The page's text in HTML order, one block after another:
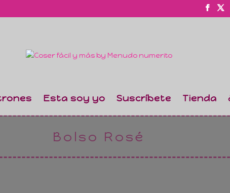
Esta soy yo Suscríbete Tienda
Bolso Rosé